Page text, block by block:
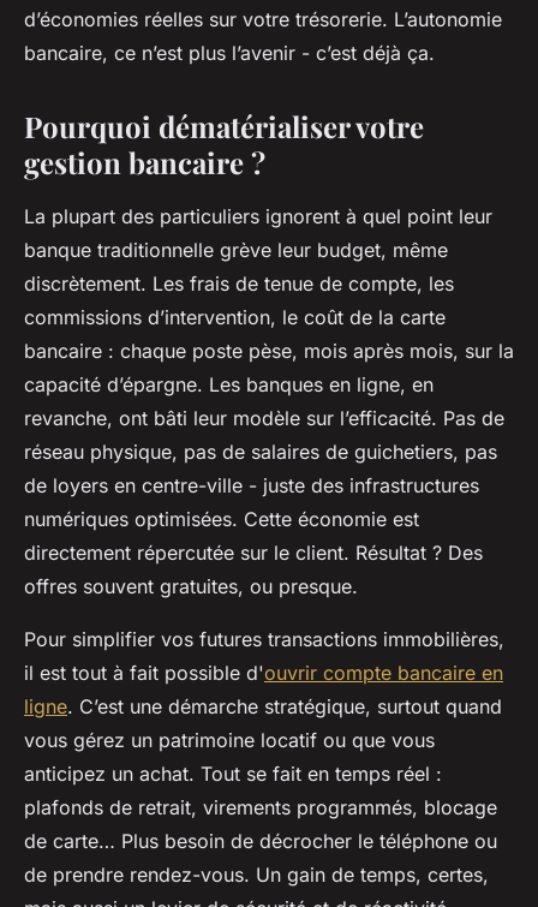
d’économies réelles sur votre trésorerie. L’autonomie
bancaire, ce n’est plus l’avenir - c’est déjà ça.
Pourquoi dématérialiser votre
gestion bancaire ?
La plupart des particuliers ignorent à quel point leur
banque traditionnelle grève leur budget, même
discrètement. Les frais de tenue de compte, les
commissions d’intervention, le coût de la carte
bancaire : chaque poste pèse, mois après mois, sur la
capacité d’épargne. Les banques en ligne, en
revanche, ont bâti leur modèle sur l’efficacité. Pas de
réseau physique, pas de salaires de guichetiers, pas
de loyers en centre-ville - juste des infrastructures
numériques optimisées. Cette économie est
directement répercutée sur le client. Résultat ? Des
offres souvent gratuites, ou presque.
Pour simplifier vos futures transactions immobilières,
il est tout à fait possible d'ouvrir compte bancaire en
ligne. C’est une démarche stratégique, surtout quand
vous gérez un patrimoine locatif ou que vous
anticipez un achat. Tout se fait en temps réel :
plafonds de retrait, virements programmés, blocage
de carte… Plus besoin de décrocher le téléphone ou
de prendre rendez-vous. Un gain de temps, certes,